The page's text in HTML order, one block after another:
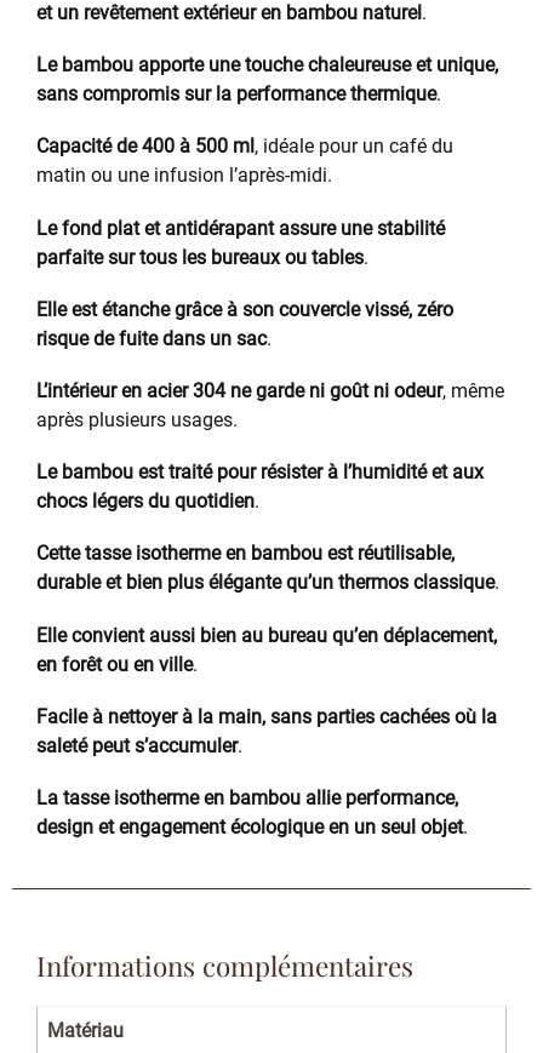
et un revêtement extérieur en bambou naturel.
Le bambou apporte une touche chaleureuse et unique,
sans compromis sur la performance thermique.
Capacité de 400 à 500 ml , idéale pour un café du
matin ou une infusion l’après-midi.
Le fond plat et antidérapant assure une stabilité
parfaite sur tous les bureaux ou tables.
Elle est étanche grâce à son couvercle vissé, zéro
risque de fuite dans un sac.
L’intérieur en acier 304 ne garde ni goût ni odeur, même
après plusieurs usages.
Le bambou est traité pour résister à l’humidité et aux
chocs légers du quotidien.
Cette tasse isotherme en bambou est réutilisable,
durable et bien plus élégante qu’un thermos classique.
Elle convient aussi bien au bureau qu’en déplacement,
en forêt ou en ville.
Facile à nettoyer à la main, sans parties cachées où la
saleté peut s’accumuler.
La tasse isotherme en bambou allie performance,
design et engagement écologique en un seul objet.
Informations complémentaires
Matériau